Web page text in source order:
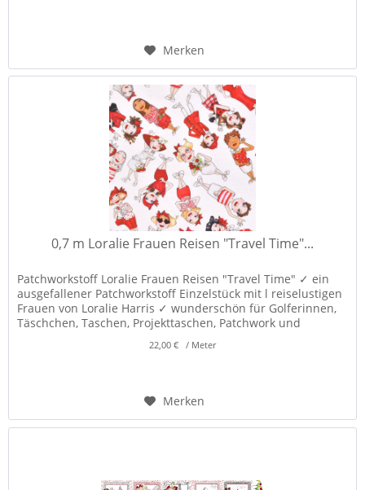
Merken
0,7 m Loralie Frauen Reisen "Travel Time"...
Patchworkstoff Loralie Frauen Reisen "Travel Time" ✓ ein
ausgefallener Patchworkstoff Einzelstück mit l reiselustigen
Frauen von Loralie Harris ✓ wunderschön für Golferinnen,
Täschchen, Taschen, Projekttaschen, Patchwork und
22,00 € / Meter
Merken